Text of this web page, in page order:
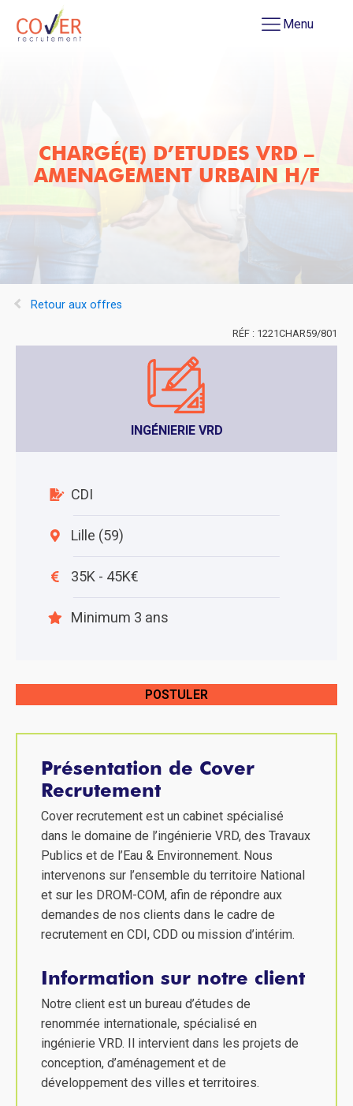
Menu
CHARGÉ(E) D’ETUDES VRD –
AMENAGEMENT URBAIN H/F
Retour aux offres
1221CHAR59/801
Présentation de Cover
Recrutement
Cover recrutement est un cabinet spécialisé
dans le domaine de l’ingénierie VRD, des Travaux
Publics et de l’Eau & Environnement. Nous
intervenons sur l’ensemble du territoire National
et sur les DROM-COM, afin de répondre aux
demandes de nos clients dans le cadre de
recrutement en CDI, CDD ou mission d’intérim.
Information sur notre client
Notre client est un bureau d’études de
renommée internationale, spécialisé en
ingénierie VRD. Il intervient dans les projets de
conception, d’aménagement et de
développement des villes et territoires.
INGÉNIERIE VRD
CDI
Lille (59)
35K - 45K€
Minimum 3 ans
POSTULER